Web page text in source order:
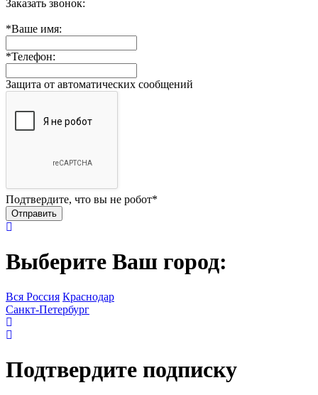
Заказать звонок:
*Ваше имя:
*Телефон:
Защита от автоматических сообщений
Подтвердите, что вы не робот*
Выберите Ваш город:
Вся Россия Краснодар
Санкт-Петербург
Подтвердите подписку